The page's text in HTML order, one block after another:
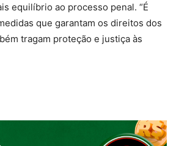
equilíbrio ao processo penal. “É
que garantam os direitos dos
tragam proteção e justiça às